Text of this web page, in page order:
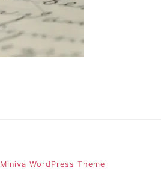
Miniva WordPress Theme